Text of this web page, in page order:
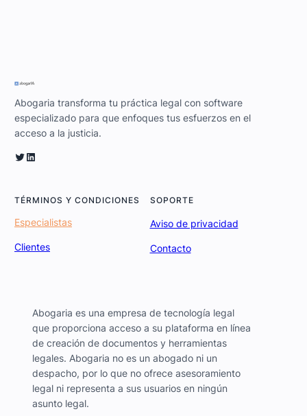
Abogaria transforma tu práctica legal con software
especializado para que enfoques tus esfuerzos en el
acceso a la justicia.
Twitter LinkedIn
TÉRMINOS Y CONDICIONES
Especialistas
Clientes
SOPORTE
Aviso de privacidad
Contacto
Abogaria es una empresa de tecnología legal
que proporciona acceso a su plataforma en línea
de creación de documentos y herramientas
legales. Abogaria no es un abogado ni un
despacho, por lo que no ofrece asesoramiento
legal ni representa a sus usuarios en ningún
asunto legal.